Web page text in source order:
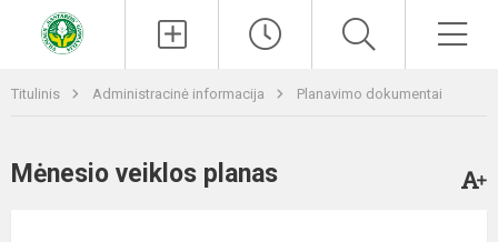
Titulinis Administracinė informacija Planavimo dokumentai
Mėnesio veiklos planas